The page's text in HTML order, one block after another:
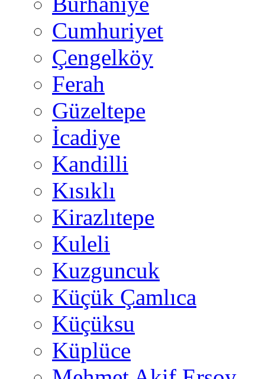
Cumhuriyet
Çengelköy
Ferah
Güzeltepe
İcadiye
Kandilli
Kısıklı
Kirazlıtepe
Kuleli
Kuzguncuk
Küçük Çamlıca
Küçüksu
Küplüce